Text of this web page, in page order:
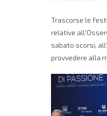
Trascorse le
relative
sabato scorsi,
provvedere alla